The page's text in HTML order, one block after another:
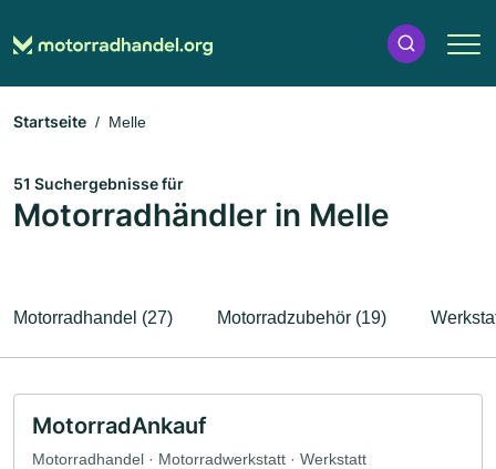
Startseite Melle
51 Suchergebnisse für
Motorradhändler in Melle
Motorradhandel (27) Motorradzubehör (19)
MotorradAnkauf
Motorradhandel · Motorradwerkstatt · Werkstatt